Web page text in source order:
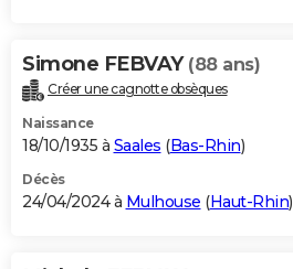
Simone FEBVAY (88 ans)
Créer une cagnotte obsèques
Naissance
18/10/1935 à Saales (Bas-Rhin)
Décès
24/04/2024 à Mulhouse (Haut-Rhin)